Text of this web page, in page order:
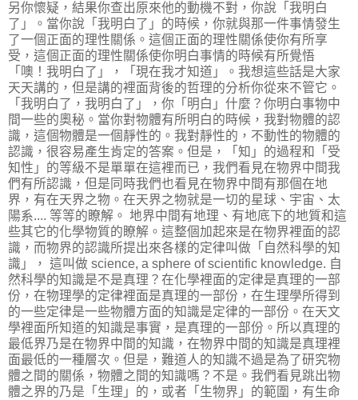
另你懷疑，結果你查出原來他的動機不對，你說「我明白
了」。當你說「我明白了」的時候，你就與那一件事情發生
了一個正面的理性關係。這個正面的理性關係使你有所享
受，這個正面的理性關係使你明白事情的時候有所覺悟
「噢！我明白了」，「現在我才知道」。我想這些話是大家
天天講的，但是講的裡面背後的哲理的分析你從來不管它。
「我明白了，我明白了」，你「明白」什麼？你明白事物中
間一些的奧秘。當你對物體有所明白的時候，我對物體的認
識，這個物體是一個靜性的。我對靜性的，不動性的物體的
認識，很容易產生肯定的答案。但是，「知」的過程和「受
知性」的等級不是單單在這裡而已，我們看見在物界中間我
們有所認識，但是同時我們也看見在物界中間有那個在地
界，有在天界之物。在天界之物就是一切的星球、宇宙、太
陽系.... 等等的瞭解。 地界中間有地理、有地底下的地質和這
些其它的化學物質的瞭解。這整個加起來是在物界裡面的認
識，而物界的認識所提出來各樣的定律叫做「自然科學的知
識」， 這叫做 science, a sphere of scientific knowledge. 自
然科學的知識是不是真理？在化學裡面的定律是真理的一部
份，在物理學的定律裡面是真理的一部份，在生理學所得到
的一些定律是一些物體方面的知識是定律的一部份。在天文
學裡面所知道的知識是事實，是真理的一部份。所以真理的
最低界乃是在物界中間的知識，在物界中間的知識是真理裡
面最低的一種層次。但是，難道人的知識不過是為了研究物
體之間的關係，物體之間的知識嗎？不是。我們看見跳出物
體之界的乃是「生理」的，或者「生物界」的範圍，有生命